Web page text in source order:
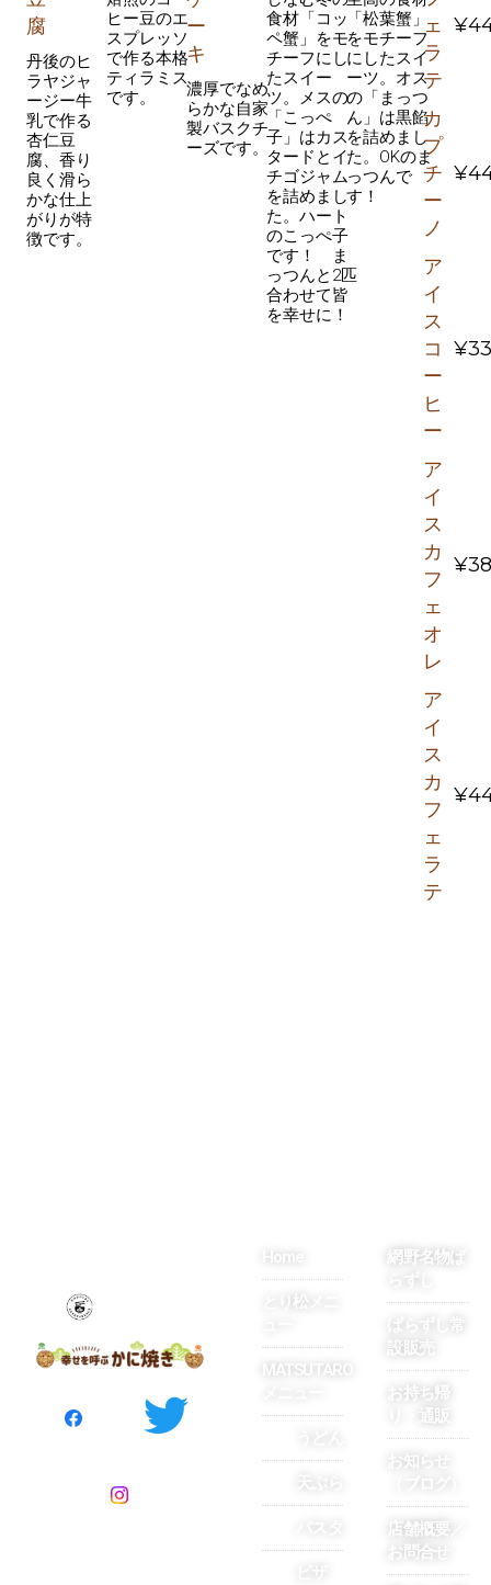
腐
丹後のヒ
ラヤジャ
ージー牛
乳で作る
杏仁豆
腐、香り
良く滑ら
かな仕上
がりが特
徴です。
ヒー豆のエ
スプレッソ
で作る本格
ティラミス
です。
ー
キ
濃厚でなめ
らかな自家
製バスクチ
ーズです。
食材「コッ
ペ蟹」をモ
チーフにし
たスイー
ツ。メスの
「こっぺ
子」はカス
タードとイ
チゴジャム
を詰めまし
た。ハート
のこっぺ子
です！ ま
っつんと2匹
合わせて皆
を幸せに！
「松葉蟹」
をモチーフ
にしたスイ
ーツ。オス
の「まっつ
ん」は黒餡
を詰めまし
た。OKのま
っつんで
す！
ェ
ラ
テ
カ
プ
チ
ー
ノ
ア
イ
ス
コ
ー
ヒ
ー
ア
イ
ス
カ
フ
ェ
オ
レ
ア
イ
ス
カ
フ
ェ
ラ
テ
Home
とり松メニ
MATSUTARO
天ぷら
網野名物ば
らずし
ばらずし常
設販売
お持ち帰
り・通販
お知らせ
店舗概要／
お問合せ